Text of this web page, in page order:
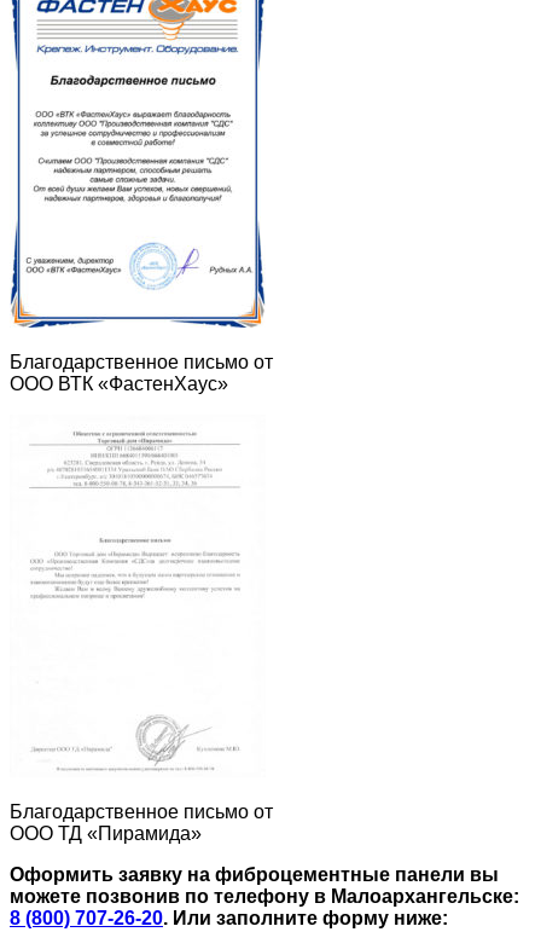
Благодарственное письмо от
ООО ВТК «ФастенХаус»
Благодарственное письмо от
ООО ТД «Пирамида»
Оформить заявку на фиброцементные панели вы
можете позвонив по телефону в Малоархангельске:
8 (800) 707-26-20. Или заполните форму ниже: